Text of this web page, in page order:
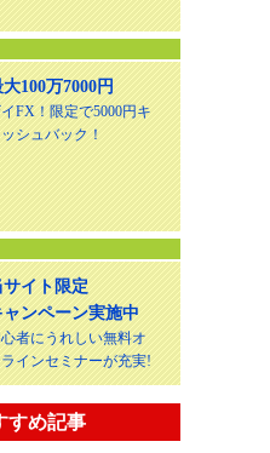
100万7000円
FX！限定で5000円キ
シュバック！
サイト限定
ャンペーン実施中
者にうれしい無料オ
インセミナーが充実!
すめ記事